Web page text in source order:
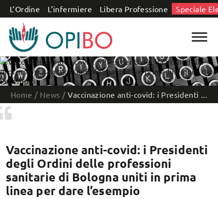
Salta al contenuto
L’Ordine L’infermiere Libera Professione Speciale
Home / News / Vaccinazione anti-covid: i Presidenti ...
Vaccinazione anti-covid: i Presidenti
degli Ordini delle professioni
sanitarie di Bologna uniti in prima
linea per dare l’esempio